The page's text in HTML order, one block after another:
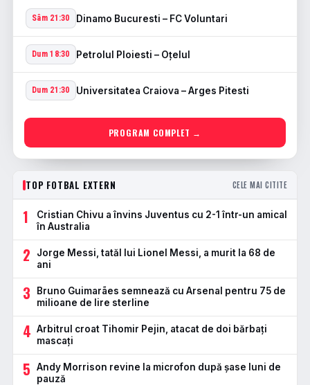
Sâm 21:30 Dinamo Bucuresti – FC Voluntari
Dum 18:30 Petrolul Ploiesti – Oţelul
Dum 21:30 Universitatea Craiova – Arges Pitesti
PROGRAM COMPLET →
TOP FOTBAL EXTERN CELE MAI CITITE
1
Cristian Chivu a învins Juventus cu 2-1 într-un amical
în Australia
2
Jorge Messi, tatăl lui Lionel Messi, a murit la 68 de
ani
3
Bruno Guimarães semnează cu Arsenal pentru 75 de
milioane de lire sterline
4 Arbitrul croat Tihomir Pejin, atacat de doi bărbați
mascați
5
Andy Morrison revine la microfon după șase luni de
pauză